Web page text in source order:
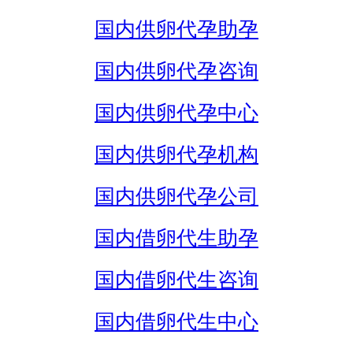
国内供卵代孕助孕
国内供卵代孕咨询
国内供卵代孕中心
国内供卵代孕机构
国内供卵代孕公司
国内借卵代生助孕
国内借卵代生咨询
国内借卵代生中心